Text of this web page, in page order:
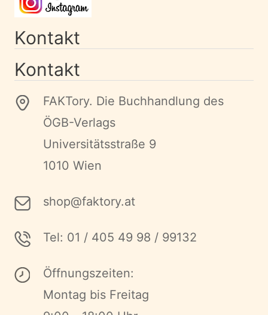
Kontakt
Kontakt
FAKTory. Die Buchhandlung des
ÖGB-Verlags
Universitätsstraße 9
1010 Wien
shop@faktory.at
Tel: 01 / 405 49 98 / 99132
Öffnungszeiten:
Montag bis Freitag